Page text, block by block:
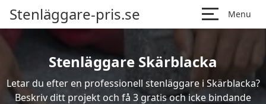
Stenläggare-pris.se Menu
Stenläggare Skärblacka
Letar du efter en professionell stenläggare i Skärblacka?
Beskriv ditt projekt och få 3 gratis och icke bindande